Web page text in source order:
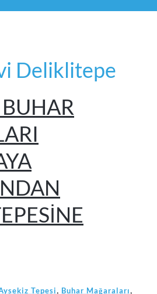
Deliklitepe
Tepesi, Buhar Mağaraları,